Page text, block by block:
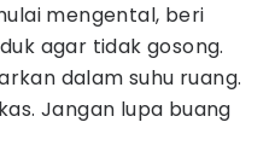
mengental, beri
agar tidak gosong.
dalam suhu ruang.
Jangan lupa buang